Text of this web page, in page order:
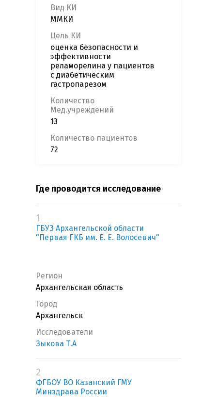
Вид КИ
ММКИ
Цель КИ
оценка безопасности и
эффективности
реламорелина у пациентов
с диабетическим
гастропарезом
Количество
Мед.учреждений
13
Количество пациентов
72
Где проводится исследование
1
ГБУЗ Архангельской области
"Первая ГКБ им. Е. Е. Волосевич"
Регион
Архангельская область
Город
Архангельск
Исследователи
Зыкова Т.А
2
ФГБОУ ВО Казанский ГМУ
Минздрава России